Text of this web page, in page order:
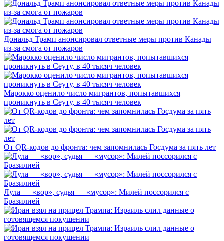
Дональд Трамп анонсировал ответные меры против Канады
из-за смога от пожаров
Марокко оценило число мигрантов, попытавшихся
проникнуть в Сеуту, в 40 тысяч человек
От QR-кодов до фронта: чем запомнилась Госдума за пять лет
Лула — «вор», судья — «мусор»: Милей поссорился с
Бразилией